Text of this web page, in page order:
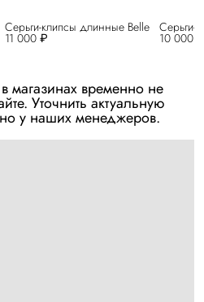
11 000 ₽
Серьги-клипсы длинные Belle
10 000 ₽
Серьги-
магазинах временно не
Уточнить актуальную
у наших менеджеров.